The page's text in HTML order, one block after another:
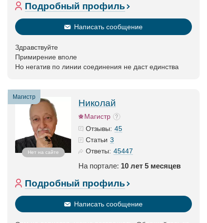
Подробный профиль
Написать сообщение
Здравствуйте
Примирение вполе
Но негатив по линии соединения не даст единства
Магистр
Нет на сайте
Николай
Магистр
Отзывы: 45
Статьи 3
Ответы: 45447
На портале: 10 лет 5 месяцев
Подробный профиль
Написать сообщение